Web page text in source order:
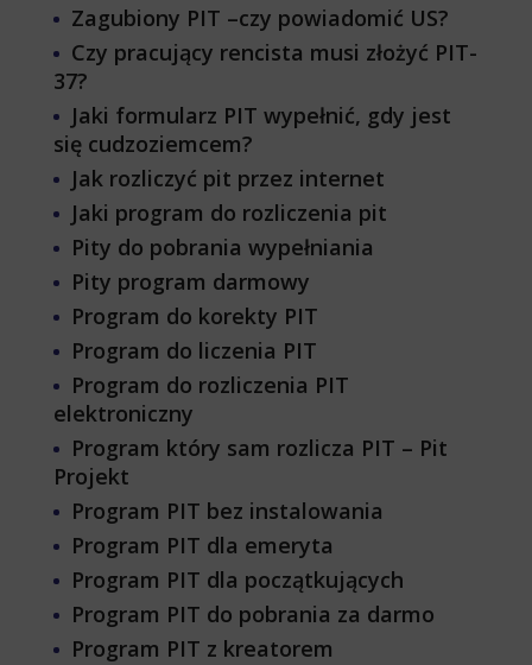
Zagubiony PIT –czy powiadomić US?
Czy pracujący rencista musi złożyć PIT-
37?
Jaki formularz PIT wypełnić, gdy jest
się cudzoziemcem?
Jak rozliczyć pit przez internet
Jaki program do rozliczenia pit
Pity do pobrania wypełniania
Pity program darmowy
Program do korekty PIT
Program do liczenia PIT
Program do rozliczenia PIT
elektroniczny
Program który sam rozlicza PIT – Pit
Projekt
Program PIT bez instalowania
Program PIT dla emeryta
Program PIT dla początkujących
Program PIT do pobrania za darmo
Program PIT z kreatorem